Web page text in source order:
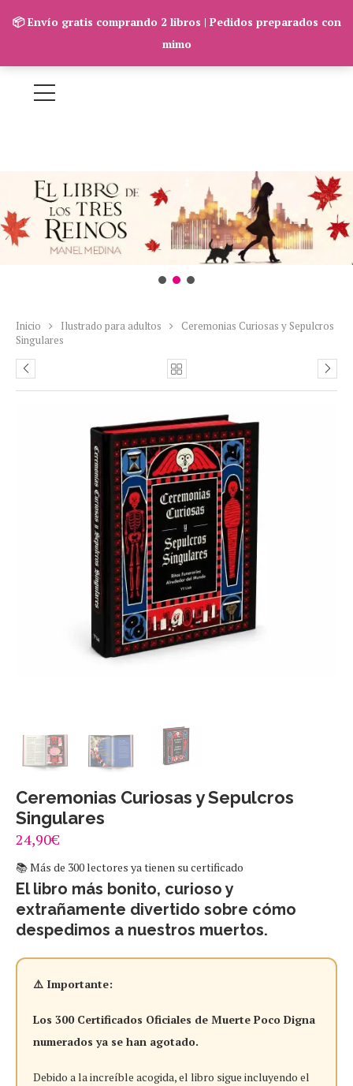
📦 Envío gratis comprando 2 libros | Pedidos preparados con
mimo
Inicio Ilustrado para adultos
Ceremonias Curiosas y Sepulcros
Singulares
Ceremonias Curiosas y Sepulcros
Singulares
24,90€
📚 Más de 300 lectores ya tienen su certificado
El libro más bonito, curioso y
extrañamente divertido sobre cómo
despedimos a nuestros muertos.
⚠️ Importante:
Los 300 Certificados Oficiales de Muerte Poco Digna
numerados ya se han agotado.
Debido a la increíble acogida, el libro sigue incluyendo el